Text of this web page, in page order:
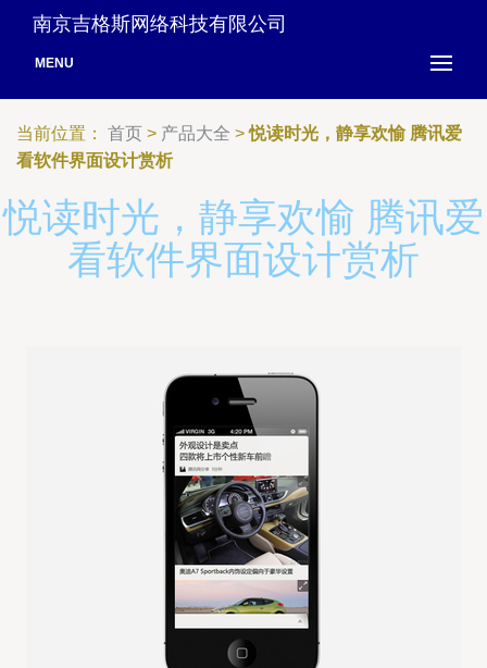
南京吉格斯网络科技有限公司
MENU
当前位置： 首页 > 产品大全 > 悦读时光，静享欢愉 腾讯爱
看软件界面设计赏析
悦读时光，静享欢愉 腾讯爱
看软件界面设计赏析